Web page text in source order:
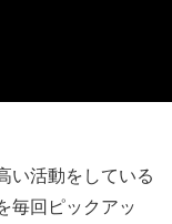
い活動をしている
毎回ピックアッ